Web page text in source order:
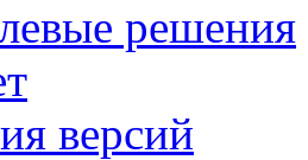
решения
версий